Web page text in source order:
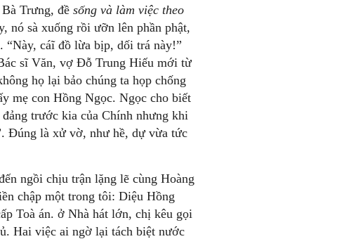
Trưng, đề sống và làm việc theo
nó sà xuống rồi ưỡn lên phần phật,
“Này, cáĩ đồ lừa bịp, dối trá này!”
sĩ Văn, vợ Đỗ Trung Hiếu mới từ
họ lại bảo chúng ta họp chống
mẹ con Hồng Ngọc. Ngọc cho biết
trước kia của Chính nhưng khi
Đúng là xử vờ, như hề, dự vừa tức
ngồi chịu trận lặng lẽ cùng Hoàng
chập một trong tôi: Diệu Hồng
Toà án. ở Nhà hát lớn, chị kêu gọi
Hai việc ai ngờ lại tách biệt nước